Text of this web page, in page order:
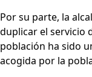
Por su parte, la
duplicar el servicio
población ha sido
acogida por la